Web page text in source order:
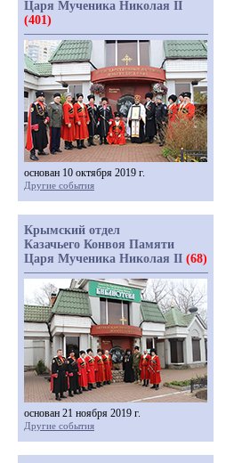
Царя Мученика Николая II
(401)
основан 10 октября 2019 г.
Другие события
Крымский отдел
Казачьего Конвоя Памяти
Царя Мученика Николая II (68)
основан 21 ноября 2019 г.
Другие события